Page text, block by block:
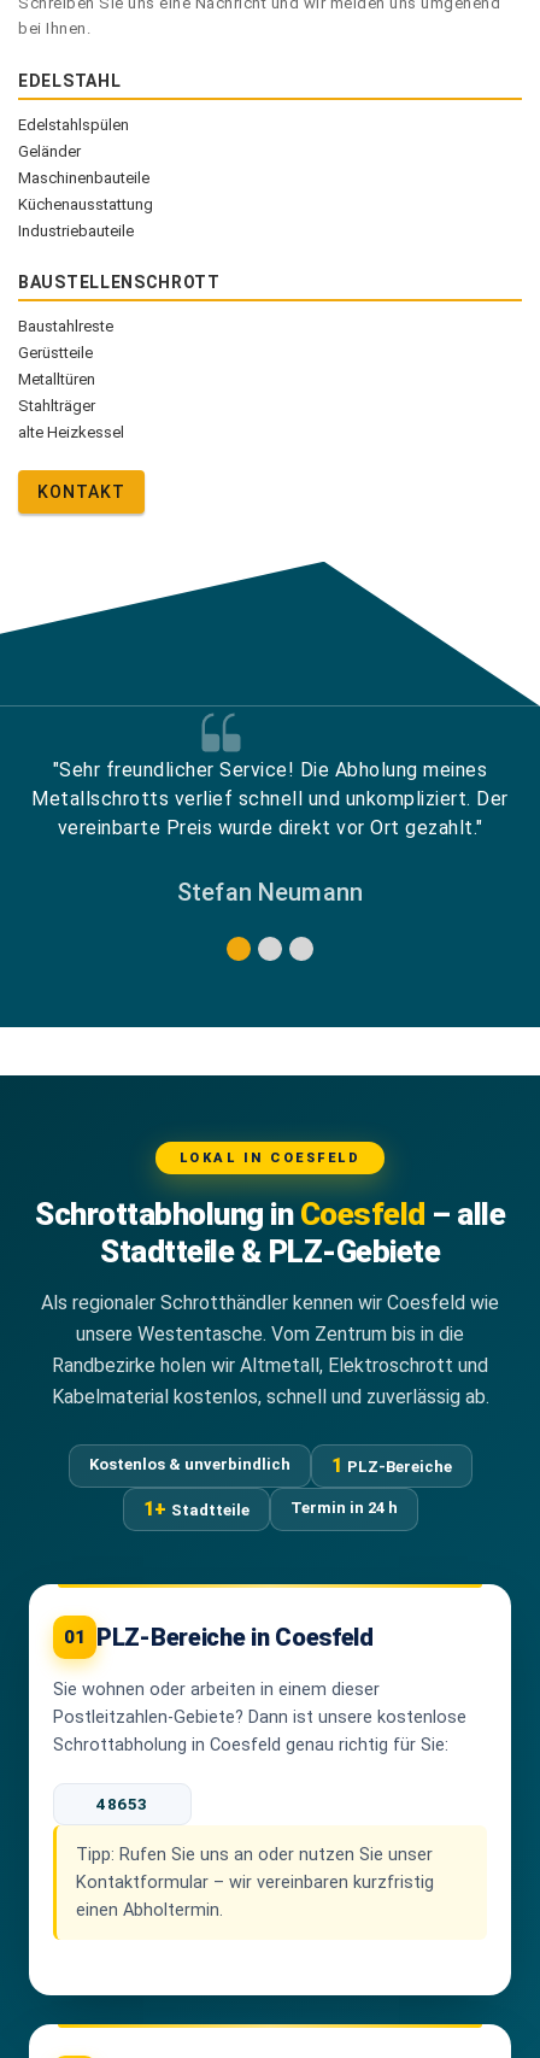
bei Ihnen.
EDELSTAHL
Edelstahlspülen
Geländer
Maschinenbauteile
Küchenausstattung
Industriebauteile
BAUSTELLENSCHROTT
Baustahlreste
Gerüstteile
Metalltüren
Stahlträger
alte Heizkessel
KONTAKT
"Sehr freundlicher Service! Die Abholung meines
Metallschrotts verlief schnell und unkompliziert. Der
vereinbarte Preis wurde direkt vor Ort gezahlt."
Stefan Neumann
LOKAL IN COESFELD
Schrottabholung in Coesfeld – alle
Stadtteile & PLZ-Gebiete
Als regionaler Schrotthändler kennen wir Coesfeld wie
unsere Westentasche. Vom Zentrum bis in die
Randbezirke holen wir Altmetall, Elektroschrott und
Kabelmaterial kostenlos, schnell und zuverlässig ab.
Kostenlos & unverbindlich 1 PLZ-Bereiche
1+ Stadtteile Termin in 24 h
01 PLZ-Bereiche in Coesfeld
Sie wohnen oder arbeiten in einem dieser
Postleitzahlen-Gebiete? Dann ist unsere kostenlose
Schrottabholung in Coesfeld genau richtig für Sie:
48653
Tipp: Rufen Sie uns an oder nutzen Sie unser
Kontaktformular – wir vereinbaren kurzfristig
einen Abholtermin.